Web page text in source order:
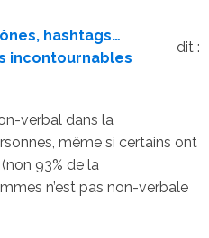
hashtags…
incontournables
dit :
verbal dans la
même si certains ont
93% de la
n’est pas non-verbale